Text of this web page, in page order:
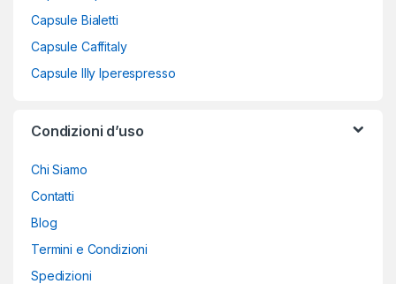
Capsule Bialetti
Capsule Caffitaly
Capsule Illy Iperespresso
Condizioni d’uso
Chi Siamo
Contatti
Blog
Termini e Condizioni
Spedizioni